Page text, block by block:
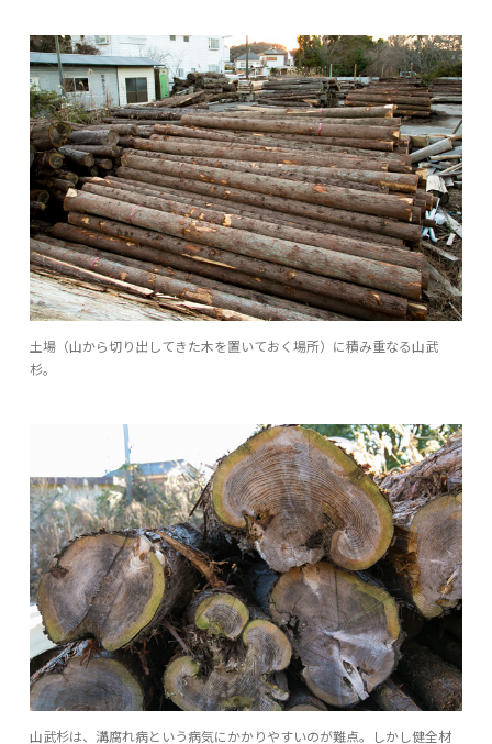
土場（山から切り出してきた木を置いておく場所）に積み重なる山武
杉。
山武杉は、溝腐れ病という病気にかかりやすいのが難点。しかし健全材